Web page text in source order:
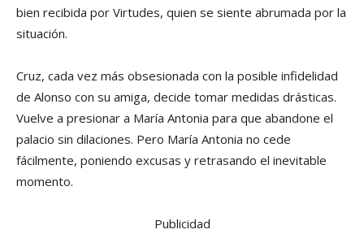
bien recibida por Virtudes, quien se siente abrumada por la
situación.
Cruz, cada vez más obsesionada con la posible infidelidad
de Alonso con su amiga, decide tomar medidas drásticas.
Vuelve a presionar a María Antonia para que abandone el
palacio sin dilaciones. Pero María Antonia no cede
fácilmente, poniendo excusas y retrasando el inevitable
momento.
Publicidad